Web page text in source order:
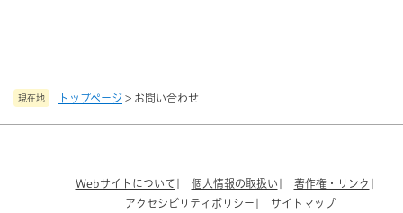
現在地 トップページ > お問い合わせ
Webサイトについて 個人情報の取扱い
著作権・リンク
アクセシビリティポリシー
サイトマップ